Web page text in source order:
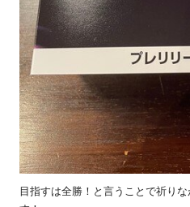
目指すは全勝！と言うことで祈り